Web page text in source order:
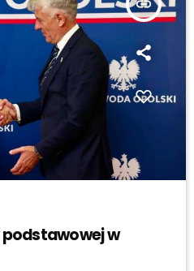
insert_link
podstawowej w